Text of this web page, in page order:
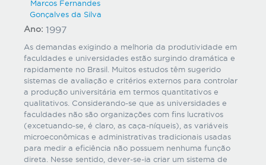
Marcos Fernandes
Gonçalves da Silva
Ano: 1997
As demandas exigindo a melhoria da produtividade em
faculdades e universidades estão surgindo dramática e
rapidamente no Brasil. Muitos estudos têm sugerido
sistemas de avaliação e critérios externos para controlar
a produção universitária em termos quantitativos e
qualitativos. Considerando-se que as universidades e
faculdades não são organizações com fins lucrativos
(excetuando-se, é claro, as caça-níqueis), as variáveis
microeconômicas e administrativas tradicionais usadas
para medir a eficiência não possuem nenhuma função
direta. Nesse sentido, dever-se-ia criar um sistema de